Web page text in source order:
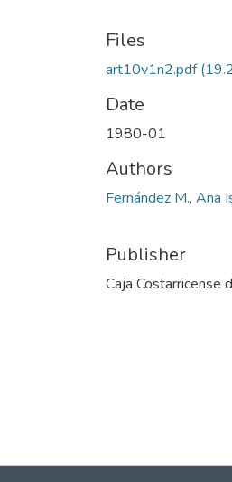
Files
art10v1n2.pdf
Date
1980-01
Authors
Fernández M., Ana
Publisher
Caja Costarricense